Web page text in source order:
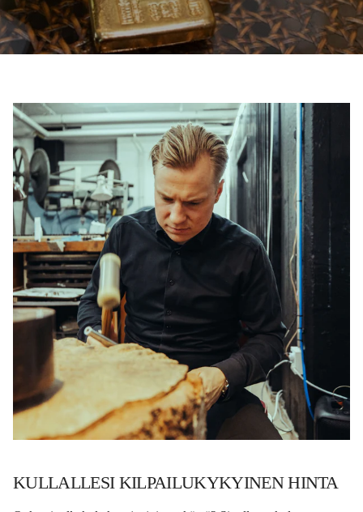
KULLALLESI KILPAILUKYKYINEN HINTA